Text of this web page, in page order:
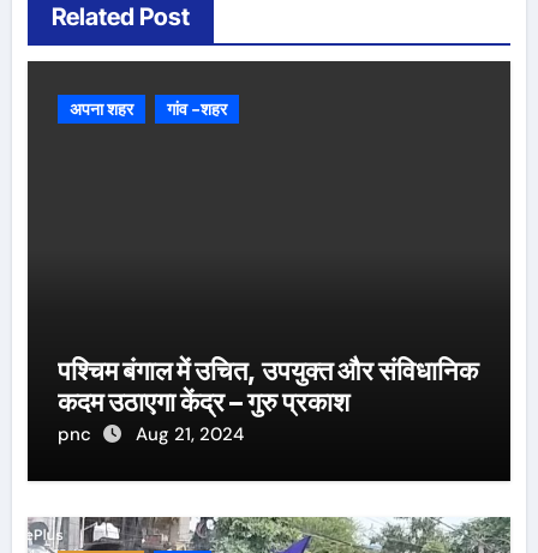
Related Post
अपना शहर गांव -शहर
पश्चिम बंगाल में उचित, उपयुक्त और संविधानिक
कदम उठाएगा केंद्र – गुरु प्रकाश
pnc Aug 21, 2024